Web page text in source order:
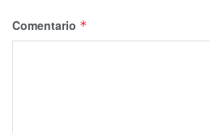
Comentario *